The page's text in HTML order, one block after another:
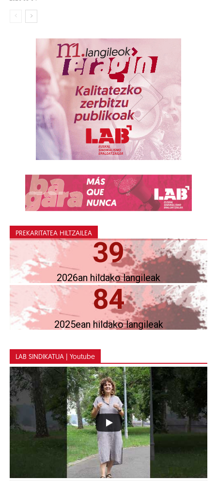
PREKARITATEA HILTZAILEA
39
2026an hildako langileak
84
2025ean hildako langileak
LAB SINDIKATUA | Youtube